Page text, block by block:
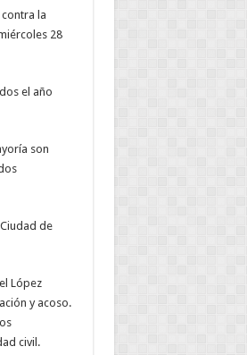
la
28
el año
son
de
López
y acoso.
civil.